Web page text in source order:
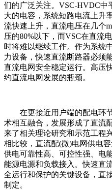
们的广泛关注。VSC-HVDC中
大的电容，系统短路电流上升
流快速上升，直流电压在几个
压的80%以下，而VSC在直流
时将难以继续工作。作为系统
力设备，快速直流断路器必须
直流电网安全稳定运行。高压
约直流电网发展的瓶颈。
在更接近用户端的配电环节
术相互融合，发展形成了直流
来了相关理论研究和示范工程
相比较，直流配(微)电网供电
供电可靠性高、可控性强、电
能源电源和负载接入。快速直
全运行和保护的关键设备，直
制定。